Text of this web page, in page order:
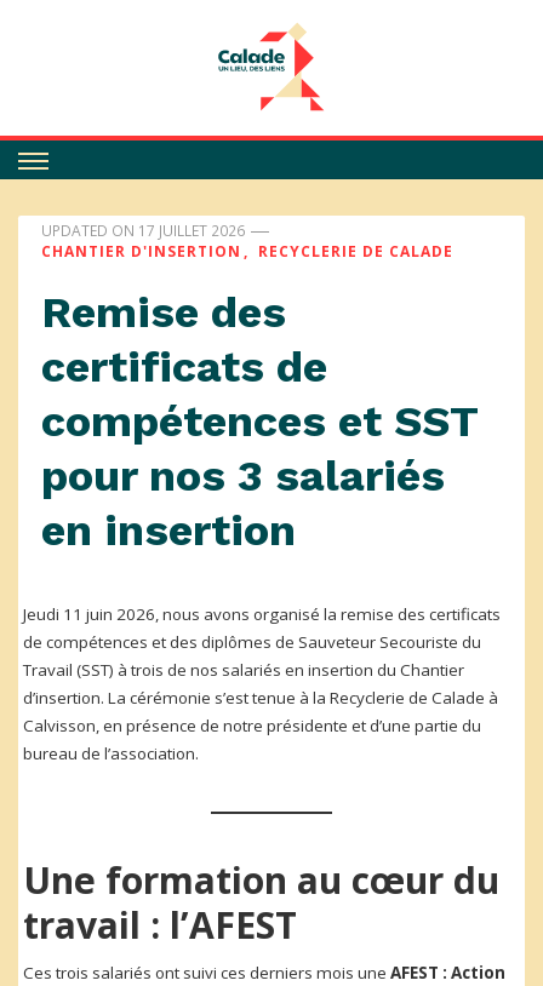
Calade
UPDATED ON 17 JUILLET 2026
CHANTIER D'INSERTION
RECYCLERIE DE CALADE
Remise des
certificats de
compétences et SST
pour nos 3 salariés
en insertion
Jeudi 11 juin 2026, nous avons organisé la remise des certificats
de compétences et des diplômes de Sauveteur Secouriste du
Travail (SST) à trois de nos salariés en insertion du Chantier
d’insertion. La cérémonie s’est tenue à la Recyclerie de Calade à
Calvisson, en présence de notre présidente et d’une partie du
bureau de l’association.
Une formation au cœur du
travail : l’AFEST
Ces trois salariés ont suivi ces derniers mois uneAFEST : Action